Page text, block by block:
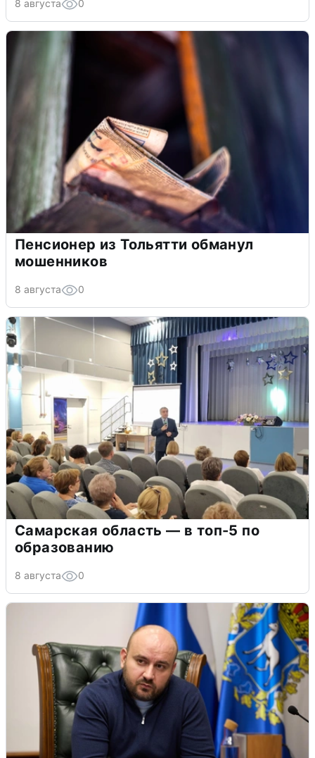
8 августа 0
Пенсионер из Тольятти обманул
мошенников
8 августа 0
Самарская область — в топ-5 по
образованию
8 августа 0